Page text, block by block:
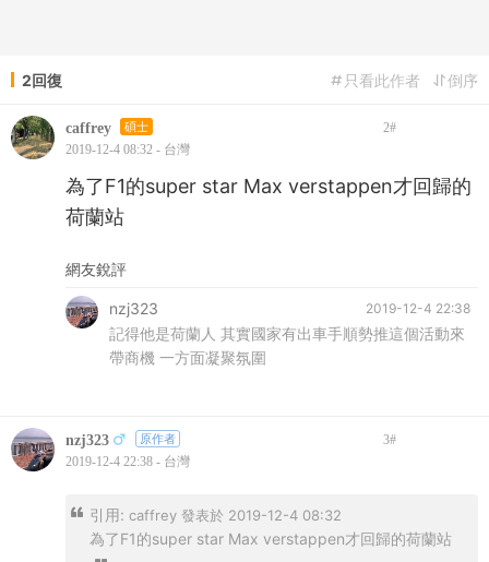
2回復 倒序
只看此作者
caffrey 碩士 2#
2019-12-4 08:32 - 台灣
為了F1的super star Max verstappen才回歸的
荷蘭站
網友銳評
2019-12-4 22:38
nzj323
記得他是荷蘭人 其實國家有出車手順勢推這個活動來
帶商機 一方面凝聚氛圍
nzj323 原作者 3#
2019-12-4 22:38 - 台灣
引用: caffrey 發表於 2019-12-4 08:32
為了F1的super star Max verstappen才回歸的荷蘭站